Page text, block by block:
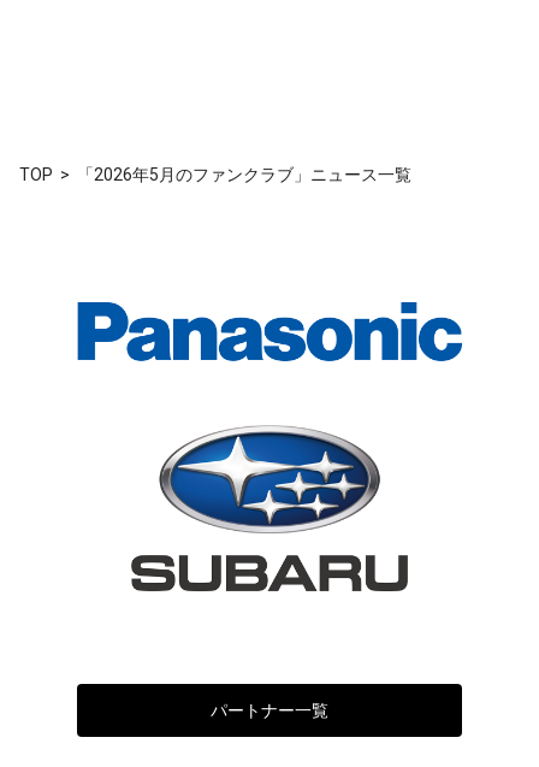
TOP 「2026年5月のファンクラブ」ニュース一覧
パートナー一覧